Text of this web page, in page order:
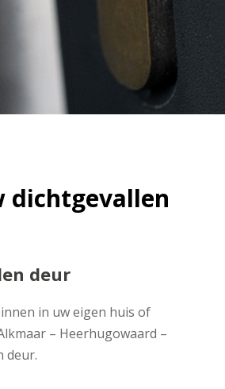
dichtgevallen
deur
in uw eigen huis of
– Heerhugowaard –
deur.